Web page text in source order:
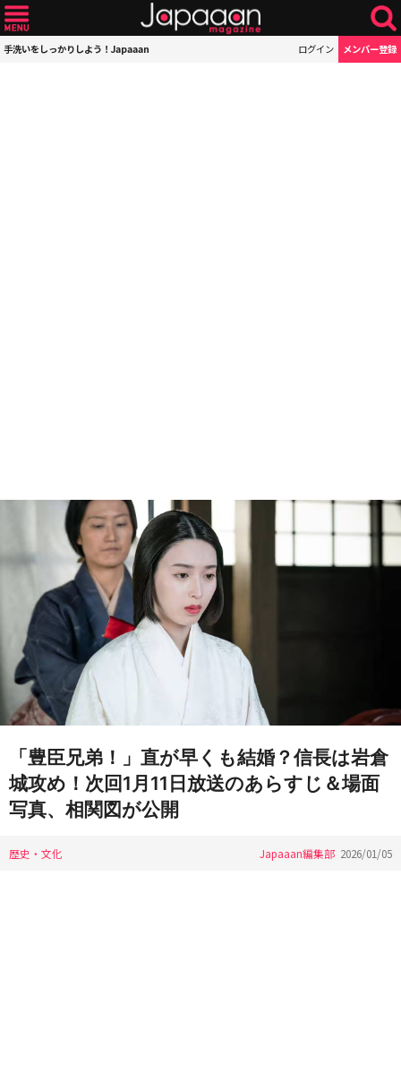
手洗いをしっかりしよう！Japaaan ログイン メンバー登録
「豊臣兄弟！」直が早くも結婚？信長は岩倉
城攻め！次回1月11日放送のあらすじ＆場面
写真、相関図が公開
歴史・文化 Japaaan編集部 2026/01/05